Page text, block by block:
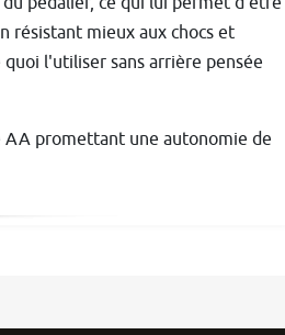
résistant mieux aux chocs et
l'utiliser sans arrière pensée
promettant une autonomie de